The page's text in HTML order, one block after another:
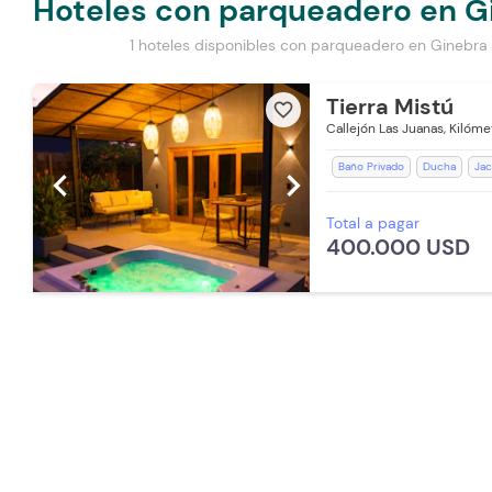
Hoteles con parqueadero en
1 hoteles disponibles con parqueadero en Ginebra
favorite_border
chevron_left chevron_right
Tierra Mistú
Callejón Las Juanas,
Baño Privado Ducha
Ventilador
WiFi
Parqueadero Nocturno
Total a pagar
400.000 USD